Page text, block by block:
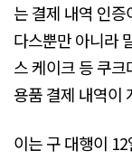
는 결제 내역 인
다스뿐만 아니라
스 케이크 등 쿠
용품 결제 내역이
이는 구 대행이